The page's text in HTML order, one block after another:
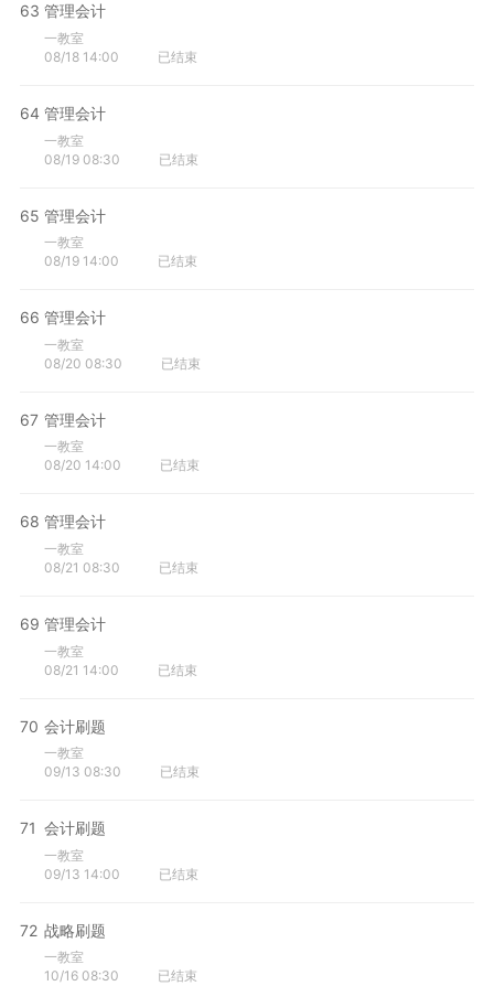
63 管理会计
一教室
08/18 14:00
已结束
64 管理会计
一教室
08/19 08:30
已结束
65 管理会计
一教室
08/19 14:00
已结束
66 管理会计
一教室
08/20 08:30
已结束
67 管理会计
一教室
08/20 14:00
已结束
68 管理会计
一教室
08/21 08:30
已结束
69 管理会计
一教室
08/21 14:00
已结束
70 会计刷题
一教室
09/13 08:30
已结束
71 会计刷题
一教室
09/13 14:00
已结束
72 战略刷题
一教室
10/16 08:30
已结束